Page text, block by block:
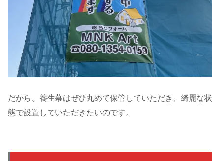
だから、養生幕はぜひ丸めて保管していただき、綺麗な状
態で設置していただきたいのです。